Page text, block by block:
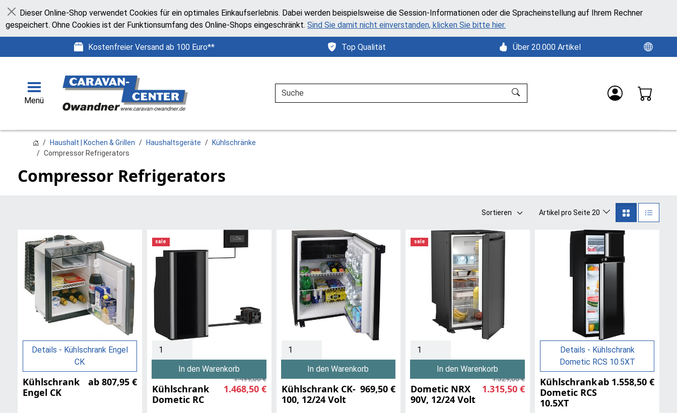
Schließen
Dieser Online-Shop verwendet Cookies für ein optimales Einkaufserlebnis. Dabei werden beispielsweise die Session-Informationen oder die Spracheinstellung auf Ihrem Rechner
gespeichert. Ohne Cookies ist der Funktionsumfang des Online-Shops eingeschränkt. Sind Sie damit nicht einverstanden, klicken Sie bitte hier.
Kostenfreier Versand ab 100 Euro** Top Qualität Über 20.000 Artikel
Menü
Suche
Haushalt | Kochen & Grillen Haushaltsgeräte
Kühlschränke
Compressor Refrigerators
Compressor Refrigerators
Sortieren Artikel pro Seite 20
Details - Kühlschrank Engel
CK
Kühlschrank
Engel CK
ab 807,95 €
sale
In den Warenkorb
Kühlschrank
Dometic RC
1.499,00 €
1.468,50 €
In den Warenkorb
Kühlschrank CK-
100, 12/24 Volt
969,50 €
sale
In den Warenkorb
Dometic NRX
90V, 12/24 Volt
1.329,00 €
1.315,50 €
Details - Kühlschrank
Dometic RCS 10.5XT
Kühlschrank
Dometic RCS
10.5XT
ab 1.558,50 €